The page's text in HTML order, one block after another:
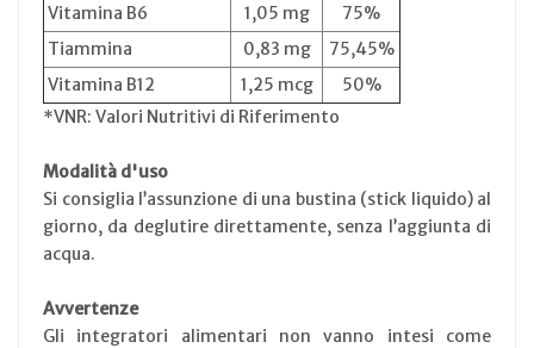
Vitamina B6
1,05 mg
75%
Tiammina
0,83 mg
75,45%
Vitamina B12
1,25 mcg
50%
*VNR: Valori Nutritivi di Riferimento
Modalità d'uso
Si consiglia l’assunzione di una bustina (stick liquido) al
giorno, da deglutire direttamente, senza l’aggiunta di
acqua.
Avvertenze
Gli integratori alimentari non vanno intesi come